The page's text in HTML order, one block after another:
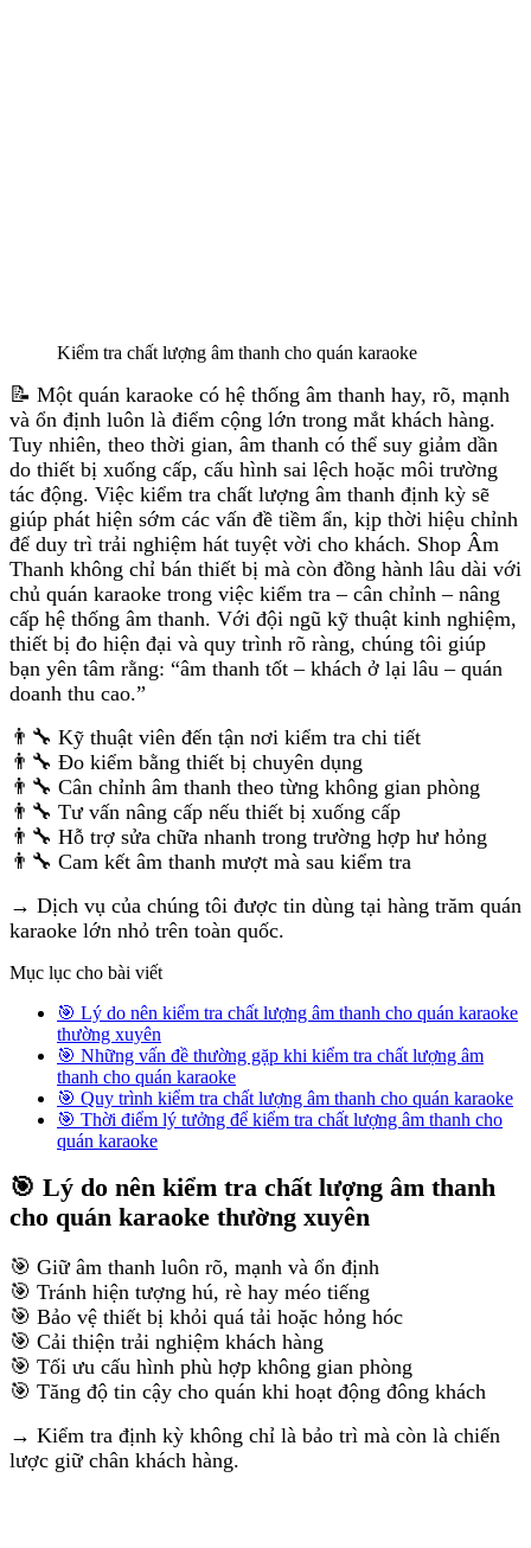
Kiểm tra chất lượng âm thanh cho quán karaoke
📝 Một quán karaoke có hệ thống âm thanh hay, rõ, mạnh
và ổn định luôn là điểm cộng lớn trong mắt khách hàng.
Tuy nhiên, theo thời gian, âm thanh có thể suy giảm dần
do thiết bị xuống cấp, cấu hình sai lệch hoặc môi trường
tác động. Việc kiểm tra chất lượng âm thanh định kỳ sẽ
giúp phát hiện sớm các vấn đề tiềm ẩn, kịp thời hiệu chỉnh
để duy trì trải nghiệm hát tuyệt vời cho khách. Shop Âm
Thanh không chỉ bán thiết bị mà còn đồng hành lâu dài với
chủ quán karaoke trong việc kiểm tra – cân chỉnh – nâng
cấp hệ thống âm thanh. Với đội ngũ kỹ thuật kinh nghiệm,
thiết bị đo hiện đại và quy trình rõ ràng, chúng tôi giúp
bạn yên tâm rằng: “âm thanh tốt – khách ở lại lâu – quán
doanh thu cao.”
👨‍🔧 Kỹ thuật viên đến tận nơi kiểm tra chi tiết
👨‍🔧 Đo kiểm bằng thiết bị chuyên dụng
👨‍🔧 Cân chỉnh âm thanh theo từng không gian phòng
👨‍🔧 Tư vấn nâng cấp nếu thiết bị xuống cấp
👨‍🔧 Hỗ trợ sửa chữa nhanh trong trường hợp hư hỏng
👨‍🔧 Cam kết âm thanh mượt mà sau kiểm tra
→ Dịch vụ của chúng tôi được tin dùng tại hàng trăm quán
karaoke lớn nhỏ trên toàn quốc.
Mục lục cho bài viết
🎯 Lý do nên kiểm tra chất lượng âm thanh cho quán karaoke
thường xuyên
🎯 Những vấn đề thường gặp khi kiểm tra chất lượng âm
thanh cho quán karaoke
🎯 Quy trình kiểm tra chất lượng âm thanh cho quán karaoke
🎯 Thời điểm lý tưởng để kiểm tra chất lượng âm thanh cho
quán karaoke
🎯 Lý do nên kiểm tra chất lượng âm thanh
cho quán karaoke thường xuyên
🎯 Giữ âm thanh luôn rõ, mạnh và ổn định
🎯 Tránh hiện tượng hú, rè hay méo tiếng
🎯 Bảo vệ thiết bị khỏi quá tải hoặc hỏng hóc
🎯 Cải thiện trải nghiệm khách hàng
🎯 Tối ưu cấu hình phù hợp không gian phòng
🎯 Tăng độ tin cậy cho quán khi hoạt động đông khách
→ Kiểm tra định kỳ không chỉ là bảo trì mà còn là chiến
lược giữ chân khách hàng.